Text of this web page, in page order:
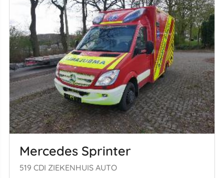
Mercedes Sprinter
519 CDI ZIEKENHUIS AUTO